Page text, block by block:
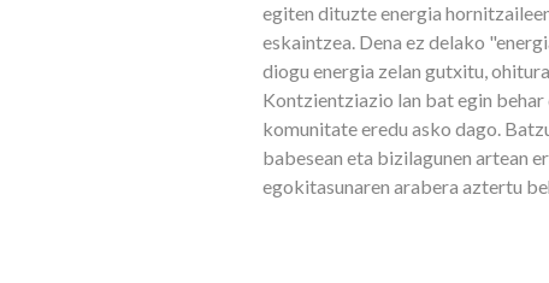
egiten dituzte energia
eskaintzea. Dena ez delako
diogu energia zelan gutxitu,
Kontzientziazio lan bat egin
komunitate eredu asko dago.
babesean eta bizilagunen artean
egokitasunaren arabera aztertu